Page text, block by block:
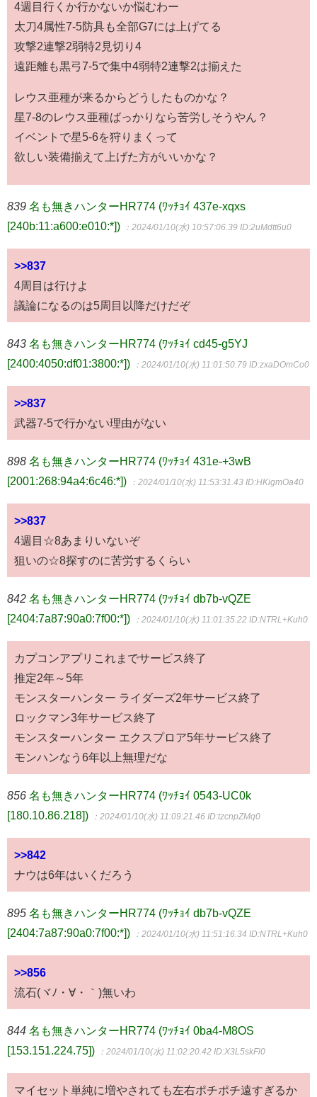
4週目行くか行かないか悩むわー
太刀4属性7-5防具も全部G7には上げてる
攻撃2連撃2弱特2見切り4
遠距離も黒弓7-5で集中4弱特2連撃2は揃えた
レウス亜種が来るからどうしたものかな？
星7-8のレウス亜種ばっかりなら苦労しそうやん？
イベントで星5-6を狩りまくって
欲しい装備揃えて上げた方がいいかな？
839 名も無きハンターHR774 (ﾜｯﾁｮｲ 437e-xqxs
[240b:11:a600:e010:*])
：2024/01/10(水) 10:57:06.39 ID:2uMdtt6u0
>>837
4周目は行けよ
議論になるのは5周目以降だけだぞ
843 名も無きハンターHR774 (ﾜｯﾁｮｲ cd45-g5YJ
[2400:4050:df01:3800:*])
：2024/01/10(水) 11:01:50.79 ID:zxaDOmCo0
>>837
武器7-5で行かない理由がない
898 名も無きハンターHR774 (ﾜｯﾁｮｲ 431e-+3wB
[2001:268:94a4:6c46:*])
：2024/01/10(水) 11:53:31.43 ID:HKigmOa40
>>837
4週目☆8あまりいないぞ
狙いの☆8探すのに苦労するくらい
842 名も無きハンターHR774 (ﾜｯﾁｮｲ db7b-vQZE
[2404:7a87:90a0:7f00:*])
：2024/01/10(水) 11:01:35.22 ID:NTRL+Kuh0
カプコンアプリこれまでサービス終了
推定2年～5年
モンスターハンター ライダーズ2年サービス終了
ロックマン3年サービス終了
モンスターハンター エクスプロア5年サービス終了
モンハンなう6年以上無理だな
856 名も無きハンターHR774 (ﾜｯﾁｮｲ 0543-UC0k
[180.10.86.218])
：2024/01/10(水) 11:09:21.46 ID:tzcnpZMq0
>>842
ナウは6年はいくだろう
895 名も無きハンターHR774 (ﾜｯﾁｮｲ db7b-vQZE
[2404:7a87:90a0:7f00:*])
：2024/01/10(水) 11:51:16.34 ID:NTRL+Kuh0
>>856
流石(ヾﾉ・∀・｀)無いわ
844 名も無きハンターHR774 (ﾜｯﾁｮｲ 0ba4-M8OS
[153.151.224.75])
：2024/01/10(水) 11:02:20.42 ID:X3L5skFl0
マイセット単純に増やされても左右ポチポチ遠すぎるか